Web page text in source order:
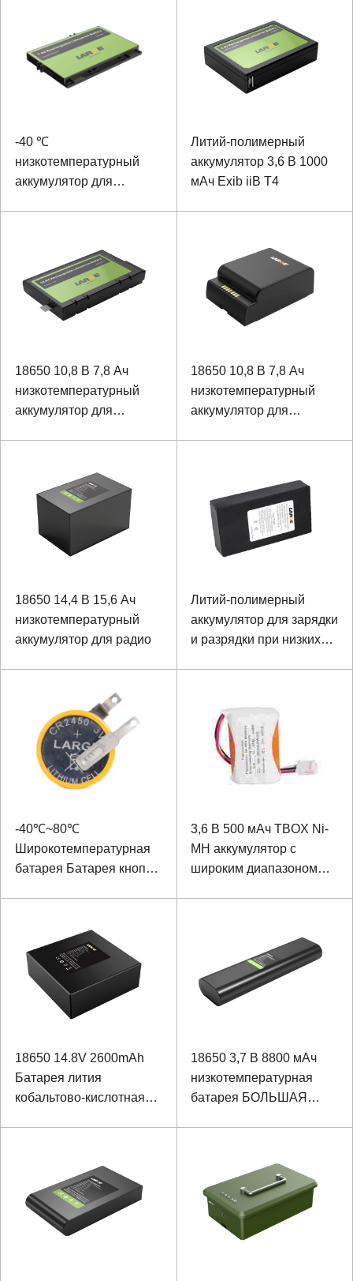
-40 ℃
низкотемпературный
аккумулятор для
Литий-полимерный
аккумулятор 3,6 В 1000
мАч Exib iiB T4
18650 10,8 В 7,8 Ач
низкотемпературный
аккумулятор для
18650 10,8 В 7,8 Ач
низкотемпературный
аккумулятор для
18650 14,4 В 15,6 Ач
низкотемпературный
аккумулятор для радио
Литий-полимерный
аккумулятор для зарядки
и разрядки при низких
Express
-40℃~80℃
Широкотемпературная
батарея Батарея кнопки
3,6 В 500 мАч TBOX Ni-
MH аккумулятор с
широким диапазоном
18650 14.8V 2600mAh
Батарея лития
кобальтово-кислотная
18650 3,7 В 8800 мАч
низкотемпературная
батарея БОЛЬШАЯ
окружающей среды